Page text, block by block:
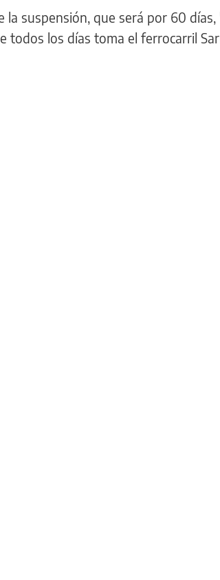
la suspensión, que será por 60
todos los días toma el ferrocarril